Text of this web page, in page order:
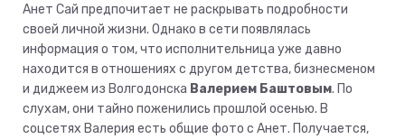
Анет Сай предпочитает не раскрывать подробности
своей личной жизни. Однако в сети появлялась
информация о том, что исполнительница уже давно
находится в отношениях с другом детства, бизнесменом
и диджеем из Волгодонска Валерием Баштовым. По
слухам, они тайно поженились прошлой осенью. В
соцсетях Валерия есть общие фото с Анет. Получается,